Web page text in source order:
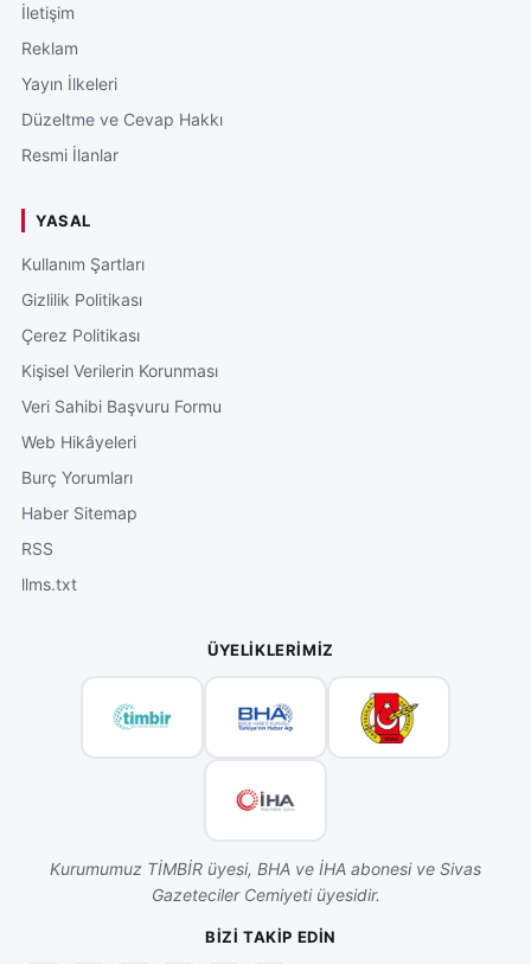
İletişim
Reklam
Yayın İlkeleri
Düzeltme ve Cevap Hakkı
Resmi İlanlar
YASAL
Kullanım Şartları
Gizlilik Politikası
Çerez Politikası
Kişisel Verilerin Korunması
Veri Sahibi Başvuru Formu
Web Hikâyeleri
Burç Yorumları
Haber Sitemap
RSS
llms.txt
ÜYELIKLERIMIZ
Kurumumuz TİMBİR üyesi, BHA ve İHA abonesi ve Sivas
Gazeteciler Cemiyeti üyesidir.
BIZI TAKIP EDIN